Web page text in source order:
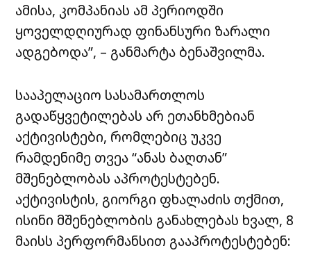
ამისა, კომპანიას ამ პერიოდში
ყოველდღიურად ფინანსური ზარალი
ადგებოდა”, – განმარტა ბენაშვილმა.
სააპელაციო სასამართლოს
გადაწყვეტილებას არ ეთანხმებიან
აქტივისტები, რომლებიც უკვე
რამდენიმე თვეა “ანას ბაღთან”
მშენებლობას აპროტესტებენ.
აქტივისტის, გიორგი ფხალაძის თქმით,
ისინი მშენებლობის განახლებას ხვალ, 8
მაისს პერფორმანსით გააპროტესტებენ: